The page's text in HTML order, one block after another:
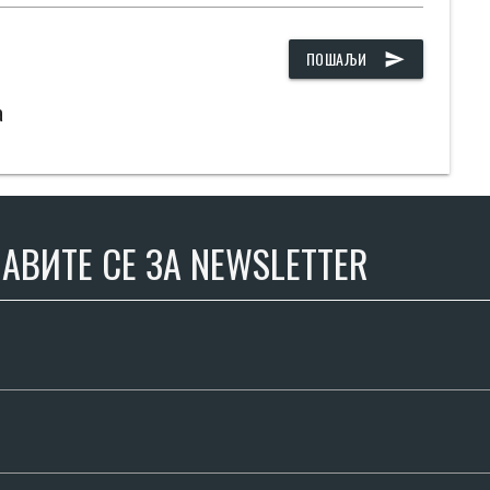
ПОШАЉИ send
СЕ ЗА NEWSLETTER